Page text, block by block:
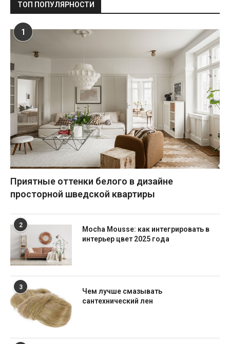
ТОП ПОПУЛЯРНОСТИ
1
Приятные оттенки белого в дизайне
просторной шведской квартиры
2
Mocha Mousse: как интегрировать в
интерьер цвет 2025 года
3
Чем лучше смазывать
сантехнический лен